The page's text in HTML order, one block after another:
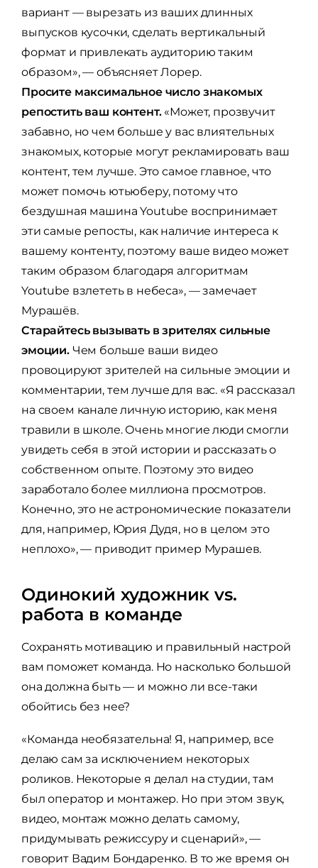
вариант — вырезать из ваших длинных
выпусков кусочки, сделать вертикальный
формат и привлекать аудиторию таким
образом», — объясняет Лорер.
Просите максимальное число знакомых
репостить ваш контент.«Может, прозвучит
забавно, но чем больше у вас влиятельных
знакомых, которые могут рекламировать ваш
контент, тем лучше. Это самое главное, что
может помочь ютьюберу, потому что
бездушная машина Youtube воспринимает
эти самые репосты, как наличие интереса к
вашему контенту, поэтому ваше видео может
таким образом благодаря алгоритмам
Youtube взлететь в небеса», — замечает
Мурашёв.
Старайтесь вызывать в зрителях сильные
эмоции.Чем больше ваши видео
провоцируют зрителей на сильные эмоции и
комментарии, тем лучше для вас. «Я рассказал
на своем канале личную историю, как меня
травили в школе. Очень многие люди смогли
увидеть себя в этой истории и рассказать о
собственном опыте. Поэтому это видео
заработало более миллиона просмотров.
Конечно, это не астрономические показатели
для, например, Юрия Дудя, но в целом это
неплохо», — приводит пример Мурашев.
Одинокий художник vs.
работа в команде
Сохранять мотивацию и правильный настрой
вам поможет команда. Но насколько большой
она должна быть — и можно ли все-таки
обойтись без нее?
«Команда необязательна! Я, например, все
делаю сам за исключением некоторых
роликов. Некоторые я делал на студии, там
был оператор и монтажер. Но при этом звук,
видео, монтаж можно делать самому,
придумывать режиссуру и сценарий», —
говорит Вадим Бондаренко. В то же время он